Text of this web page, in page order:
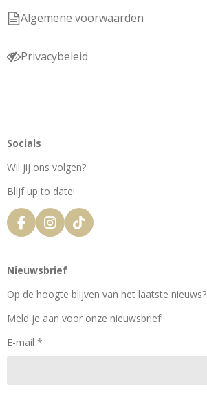
Algemene voorwaarden
Privacybeleid
Socials
Wil jij ons volgen?
Blijf up to date!
F
a
e
o
k
I
n
t
g
a
T
i
k
Nieuwsbrief
Op de hoogte blijven van het laatste nieuws?
Meld je aan voor onze nieuwsbrief!
E-mail *